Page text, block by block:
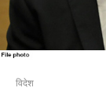
विदेश